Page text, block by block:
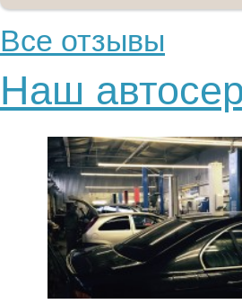
Все отзывы
Наш